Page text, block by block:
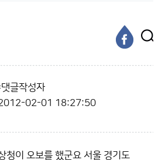
글작성자
02-01 18:27:50
청이 오보를 했군요 서울 경기도